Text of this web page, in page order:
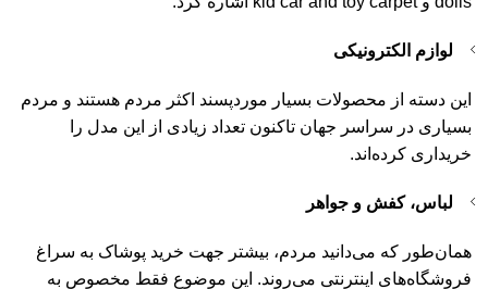
لوازم الکترونیکی
این دسته از محصولات بسیار موردپسند اکثر مردم هستند و مردم
بسیاری در سراسر جهان تاکنون تعداد زیادی از این مدل را
خریداری کرده‌اند.
لباس، کفش و جواهر
همان‌طور که می‌دانید مردم، بیشتر جهت خرید پوشاک به سراغ
فروشگاه‌های اینترنتی می‌روند. این موضوع فقط مخصوص به